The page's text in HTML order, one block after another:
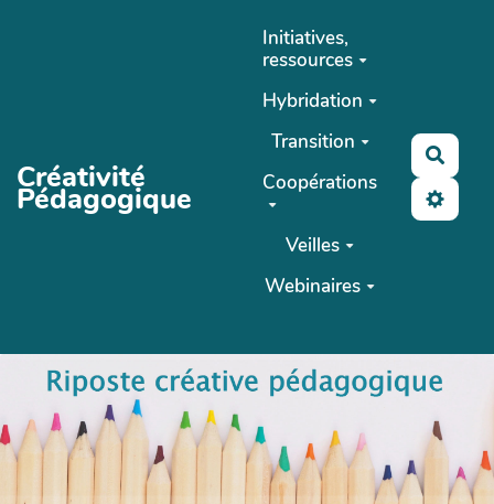
Créativité
Pédagogique
Initiatives,
ressources
Hybridation
Transition
Coopérations
Veilles
Webinaires